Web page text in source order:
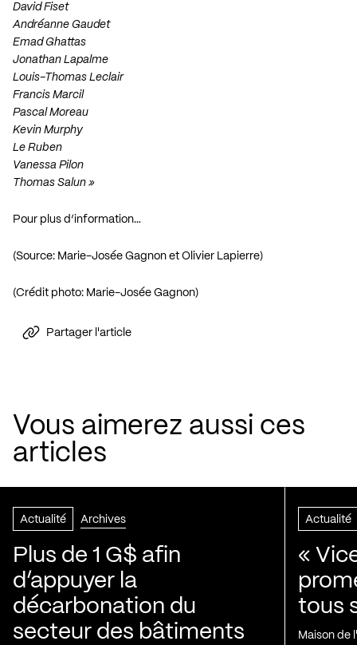
David Fiset
Andréanne Gaudet
Emad Ghattas
Jonathan Lapalme
Louis-Thomas Leclair
Francis Marcil
Pascal Moreau
Kevin Murphy
Le Ruben
Vanessa Pilon
Thomas Salun »
Pour plus d’information…
(Source: Marie-Josée Gagnon et Olivier Lapierre)
(Crédit photo: Marie-Josée Gagnon)
Partager l'article
Vous aimerez aussi ces
articles
Actualité Archives
Plus de 1 G$ afin
d’appuyer la
décarbonation du
secteur des bâtiments
Actualité
«
tous
Maison de